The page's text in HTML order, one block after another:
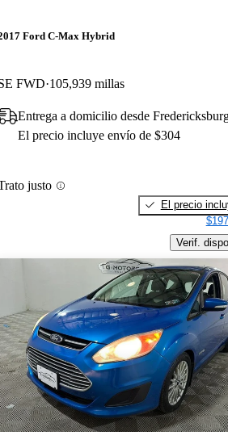
Ford C-Max Hybrid
FWD 105,939 millas
Entrega a domicilio desde
El precio incluye envío de $304
justo
El precio
Verif.